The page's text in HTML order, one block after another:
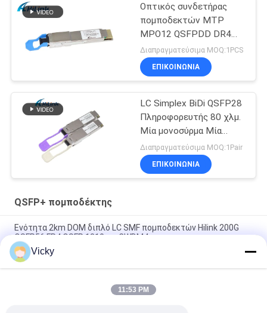
Οπτικός συνδετήρας
πομποδεκτών MTP
MPO12 QSFPDD DR4
400G για το κέντρο
δεδομένων 5G
Διαπραγματεύσιμα MOQ:1PCS
ΕΠΙΚΟΙΝΩΝΙΑ
LC Simplex BiDi QSFP28
Πληροφορευτής 80 χλμ.
Μία μονοσύρμα Μία
λειτουργία DDM
Διαπραγματεύσιμα MOQ:1Pair
ΕΠΙΚΟΙΝΩΝΙΑ
QSFP+ πομποδέκτης
Ενότητα 2km DOM διπλό LC SMF πομποδεκτών Hilink 200G
QSFP56 FR4 QSFP 1310nm CWDM4
Διπλός πομποδέκτης DWDM 80KM 100G SMF QSFP28-100G-
ZR4 καισίου QSFP+ για FTTH
LC 30KM οπτική ενότητα πομποδεκτών ινών πομποδεκτών
Vicky
11:53 PM